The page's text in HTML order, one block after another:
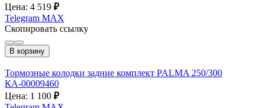
Цена: 4 519 ₽
Telegram MAX
Скопировать ссылку
В корзину
Тормозные колодки задние комплект PALMA 250/300
КА-00009460
Цена: 1 100 ₽